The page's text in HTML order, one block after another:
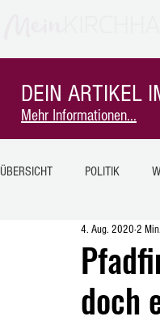
Mehr Informationen...
DEIN ARTIKEL
ÜBERSICHT POLITIK
MITEINANDER
SINDERSFELDdoch
4. Aug. 2020 2